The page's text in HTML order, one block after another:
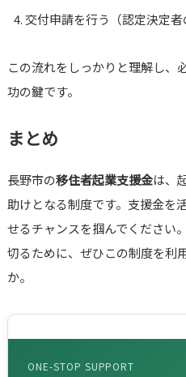
交付申請を行う（認定決定者
この流れをしっかりと理解し、
功の鍵です。
まとめ
長野市の移住者起業支援金は、
助けとなる制度です。支援金を
せるチャンスを掴んでください
切るために、ぜひこの制度を利
か。
ONE-STOP SUPPORT